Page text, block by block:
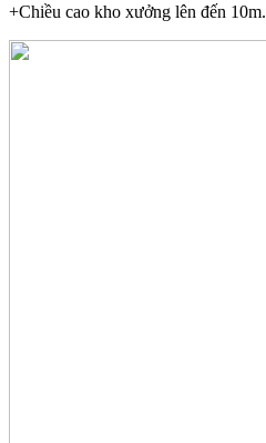
+Chiều cao kho xưởng lên đến 10m.